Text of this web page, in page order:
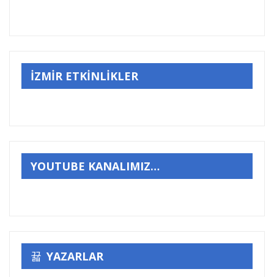
İZMİR ETKİNLİKLER
YOUTUBE KANALIMIZ…
YAZARLAR